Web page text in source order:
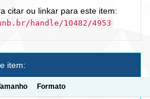
citar ou linkar para este item:
handle/10482/4953
item:
Formato